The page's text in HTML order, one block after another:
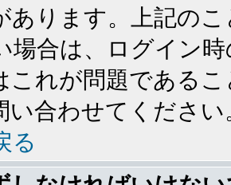
あります。上記の
場合は、ログイン
これが問題である
い合わせてください
る